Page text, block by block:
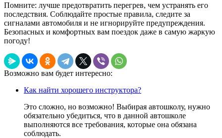
Помните: лучше предотвратить перегрев, чем устранять его
последствия. Соблюдайте простые правила, следите за
сигналами автомобиля и не игнорируйте предупреждения.
Безопасных и комфортных вам поездок даже в самую жаркую
погоду!
Возможно вам будет интересно:
Как найти хорошего инструктора?
Это сложно, но возможно! Выбирая автошколу, нужно
обязательно убедиться, что в данной автошколе
выполняются все требования, которые она обязана
соблюдать.